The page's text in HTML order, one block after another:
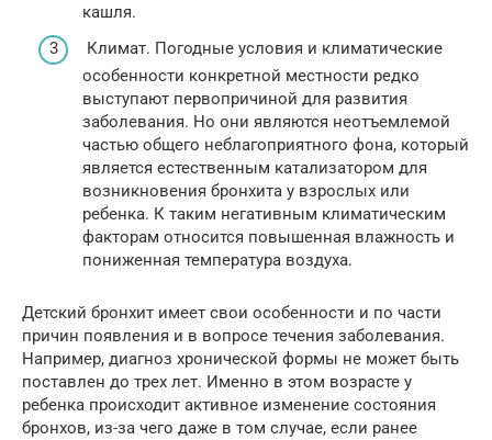
кашля.
Климат. Погодные условия и климатические
особенности конкретной местности редко
выступают первопричиной для развития
заболевания. Но они являются неотъемлемой
частью общего неблагоприятного фона, который
является естественным катализатором для
возникновения бронхита у взрослых или
ребенка. К таким негативным климатическим
факторам относится повышенная влажность и
пониженная температура воздуха.
Детский бронхит имеет свои особенности и по части
причин появления и в вопросе течения заболевания.
Например, диагноз хронической формы не может быть
поставлен до трех лет. Именно в этом возрасте у
ребенка происходит активное изменение состояния
бронхов, из-за чего даже в том случае, если ранее